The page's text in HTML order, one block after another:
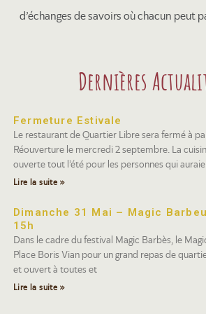
d’échanges de savoirs où chacun peut
Dernières
Fermeture Estivale
Le restaurant de Quartier Libre sera fermé à
Réouverture le mercredi 2 septembre. La
ouverte tout l’été pour les personnes qui
Lire la suite »
Dimanche 31 Mai – Magic
15h
Dans le cadre du festival Magic Barbès, le
Place Boris Vian pour un grand repas de
et ouvert à toutes et
Lire la suite »